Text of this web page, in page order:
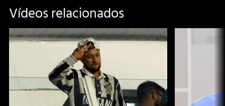
Vídeos relacionados